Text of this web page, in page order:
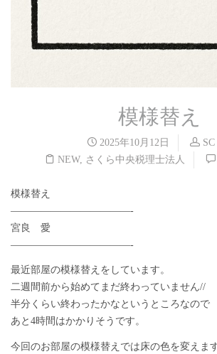
模様替え
2025年10月12日
SC
NEW, さくら中央税理士法人
模様替え
————————————-
宮良 愛
————————————-
最近部屋の模様替えをしています。
二週間前から始めてまだ終わっていません//
半分くらい終わったかなというところなので
あと4時間はかかりそうです。
今回のお部屋の模様替えでは床の色を変えます